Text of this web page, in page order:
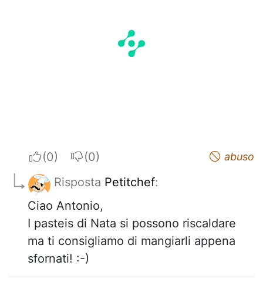
I apreciateI do not appreciate abuso
Risposta Petitchef:
Ciao Antonio,
I pasteis di Nata si possono riscaldare
ma ti consigliamo di mangiarli appena
sfornati! :-)